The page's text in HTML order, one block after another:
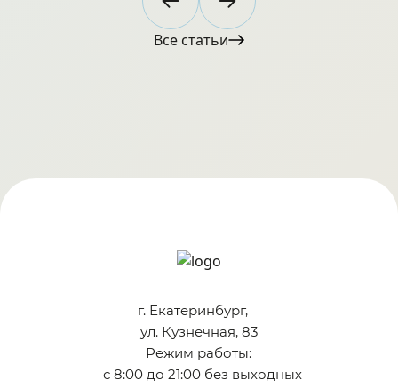
Все статьи
г. Екатеринбург,
ул. Кузнечная, 83
Режим работы:
с 8:00 до 21:00 без выходных